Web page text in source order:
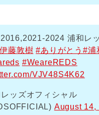
2024 浦和レ
藤敦樹 #ありがとう#浦
#WeareREDS
VJV48S4K62
ッズオフィシャル
August 14,